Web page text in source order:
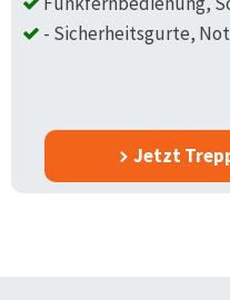
- Sicherheitsgurte,
Jetzt